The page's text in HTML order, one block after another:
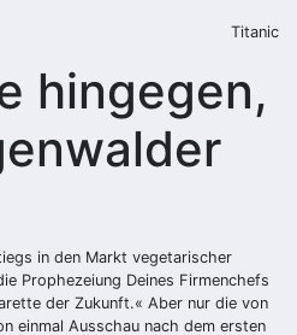
Titanic
hingegen,
in den Markt vegetarischer
Prophezeiung Deines Firmenchefs
der Zukunft.« Aber nur die von
einmal Ausschau nach dem ersten